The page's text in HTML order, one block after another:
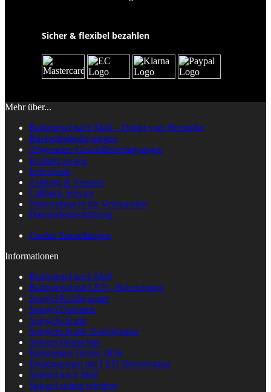
Sicher & flexibel bezahlen
Mehr über...
Badspiegel nach Maß – Direkt vom Hersteller
Rückgabebedingungen
Allgemeine Geschäftsbedingungen
Kontakt zu uns
Impressum
Zahlung & Versand
Callback Service
Widerrufsrecht für Verbraucher
Datenschutzerklärung
Cookie Einstellungen
Informationen
Badspiegel nach Maß
Badspiegel mit LED - Beleuchtung
Spiegel Konfigurator
Spiegel Optionen
Spiegelschrank
Spiegelschrank Konfigurator
Spiegel Beleuchtet
Badspiegel-Trends 2026
Designspiegel mit LED Beleuchtung
Spiegel nach Maß
Spiegel richtig reinigen